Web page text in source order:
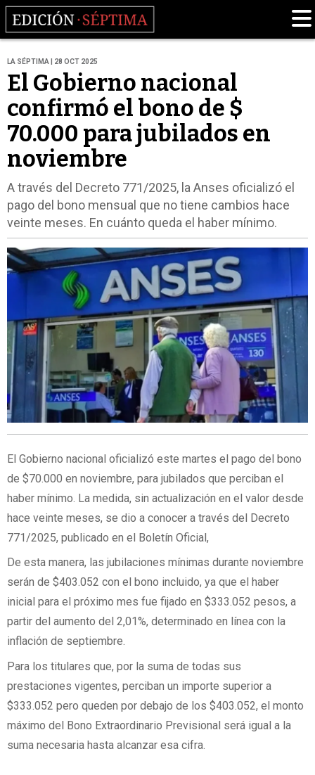
LA SÉPTIMA | 28 OCT 2025
El Gobierno nacional
confirmó el bono de $
70.000 para jubilados en
noviembre
A través del Decreto 771/2025, la Anses oficializó el
pago del bono mensual que no tiene cambios hace
veinte meses. En cuánto queda el haber mínimo.
El Gobierno nacional oficializó este martes el pago del bono
de $70.000 en noviembre, para jubilados que perciban el
haber mínimo. La medida, sin actualización en el valor desde
hace veinte meses, se dio a conocer a través del Decreto
771/2025, publicado en el Boletín Oficial,
De esta manera, las jubilaciones mínimas durante noviembre
serán de $403.052 con el bono incluido, ya que el haber
inicial para el próximo mes fue fijado en $333.052 pesos, a
partir del aumento del 2,01%, determinado en línea con la
inflación de septiembre.
Para los titulares que, por la suma de todas sus
prestaciones vigentes, perciban un importe superior a
$333.052 pero queden por debajo de los $403.052, el monto
máximo del Bono Extraordinario Previsional será igual a la
suma necesaria hasta alcanzar esa cifra.